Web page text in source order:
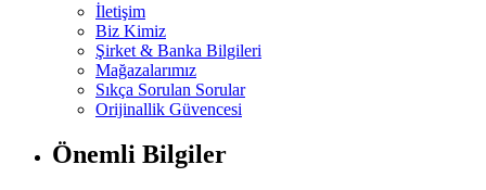
İletişim
Biz Kimiz
Şirket & Banka Bilgileri
Mağazalarımız
Sıkça Sorulan Sorular
Orijinallik Güvencesi
Önemli Bilgiler